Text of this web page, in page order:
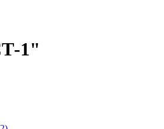
1"